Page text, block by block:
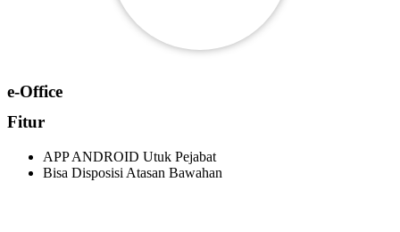
e-Office
Fitur
APP ANDROID Utuk Pejabat
Bisa Disposisi Atasan Bawahan